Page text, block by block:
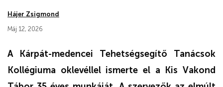
Hájer Zsigmond
Máj 12, 2026
A Kárpát-medencei Tehetségsegítő Tanácsok
Kollégiuma oklevéllel ismerte el a Kis Vakond